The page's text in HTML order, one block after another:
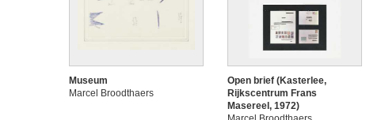
Museum
Marcel Broodthaers
Open brief (Kasterlee,
Rijkscentrum Frans
Masereel, 1972)